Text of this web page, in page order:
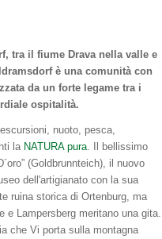
tra il fiume Drava nella valle e
è una comunità con
da un forte legame tra i
ospitalità.
nuoto, pesca,
la NATURA pura . Il bellissimo
(Goldbrunnteich), il nuovo
dell'artigianato con la sua
ruina storica di Ortenburg, ma
e Lampersberg meritano una gita.
che Vi porta sulla montagna